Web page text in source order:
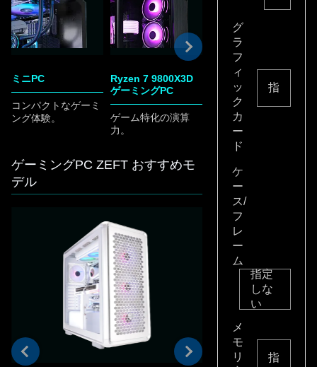
ミニPC
コンパクトなゲーミ
ング体験。
Ryzen 7 9800X3D
ゲーミングPC
ゲーム特化の演算
力。
RTX5070 Ti ゲーミ
ングPC
現世代の主力GPU。
ゲーミングPC ZEFT おすすめモ
デル
グ
ラ
フ
ィ
ッ
ク
カ
ー
ド
ケ
ー
ス/
フ
レ
ー
ム
指定
しな
い
メ
モ
リ